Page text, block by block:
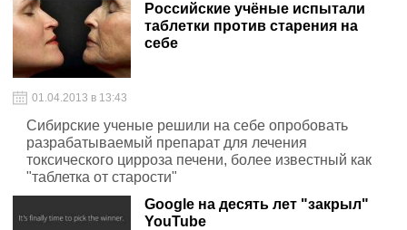
Российские учёные испытали
таблетки против старения на
себе
01.04.2013 в 13:43
Сибирские ученые решили на себе опробовать
разрабатываемый препарат для лечения
токсического цирроза печени, более известный как
"таблетка от старости"
Google на десять лет "закрыл"
YouTube